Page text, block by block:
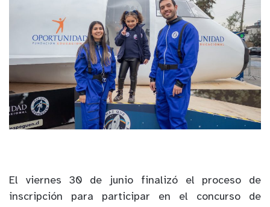
El viernes 30 de junio finalizó el proceso de
inscripción para participar en el concurso de